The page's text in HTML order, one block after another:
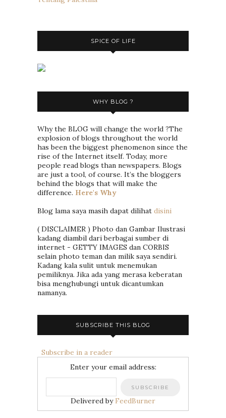
SPICE OF LIFE
WHY BLOG ?
Why the BLOG will change the world ?The
explosion of blogs throughout the world
has been the biggest phenomenon since the
rise of the Internet itself. Today, more
people read blogs than newspapers. Blogs
are just a tool, of course. It’s the bloggers
behind the blogs that will make the
difference. Here's Why
Blog lama saya masih dapat dilihat disini
( DISCLAIMER ) Photo dan Gambar Ilustrasi
kadang diambil dari berbagai sumber di
internet - GETTY IMAGES dan CORBIS
selain photo teman dan milik saya sendiri.
Kadang kala sulit untuk menemukan
pemiliknya. Jika ada yang merasa keberatan
bisa menghubungi untuk dicantumkan
namanya.
SUBSCRIBE THIS BLOG
Subscribe in a reader
Enter your email address:
Delivered by FeedBurner